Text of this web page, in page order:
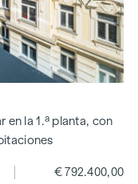
en la 1.ª planta, con
€ 792.400,00